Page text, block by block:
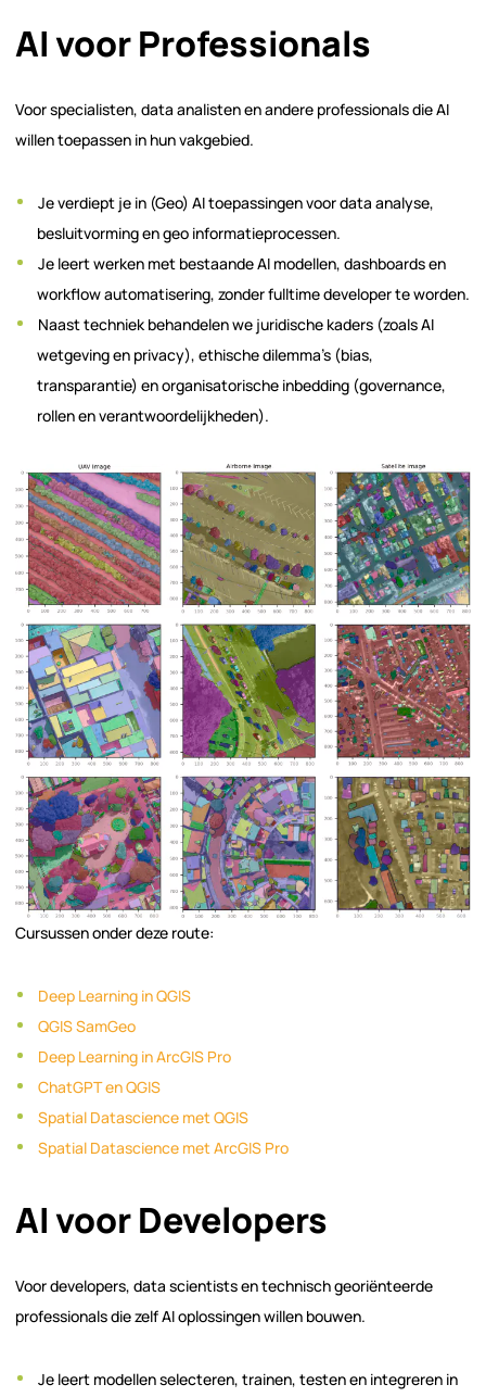
AI voor Professionals
Voor specialisten, data analisten en andere professionals die AI
willen toepassen in hun vakgebied.
Je verdiept je in (Geo) AI toepassingen voor data analyse,
besluitvorming en geo informatieprocessen.
Je leert werken met bestaande AI modellen, dashboards en
workflow automatisering, zonder fulltime developer te worden.
Naast techniek behandelen we juridische kaders (zoals AI
wetgeving en privacy), ethische dilemma’s (bias,
transparantie) en organisatorische inbedding (governance,
rollen en verantwoordelijkheden).
Cursussen onder deze route:
Deep Learning in QGIS
QGIS SamGeo
Deep Learning in ArcGIS Pro
ChatGPT en QGIS
Spatial Datascience met QGIS
Spatial Datascience met ArcGIS Pro
AI voor Developers
Voor developers, data scientists en technisch georiënteerde
professionals die zelf AI oplossingen willen bouwen.
Je leert modellen selecteren, trainen, testen en integreren in